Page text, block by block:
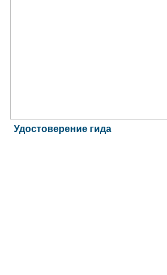
Удостоверение гида